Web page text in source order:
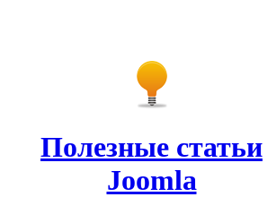
Полезные статьи
Joomla